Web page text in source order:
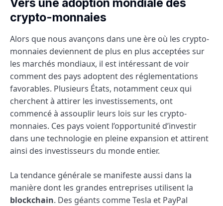
Vers une adoption mondiale des
crypto-monnaies
Alors que nous avançons dans une ère où les crypto-
monnaies deviennent de plus en plus acceptées sur
les marchés mondiaux, il est intéressant de voir
comment des pays adoptent des réglementations
favorables. Plusieurs États, notamment ceux qui
cherchent à attirer les investissements, ont
commencé à assouplir leurs lois sur les crypto-
monnaies. Ces pays voient l’opportunité d’investir
dans une technologie en pleine expansion et attirent
ainsi des investisseurs du monde entier.
La tendance générale se manifeste aussi dans la
manière dont les grandes entreprises utilisent la
blockchain. Des géants comme Tesla et PayPal